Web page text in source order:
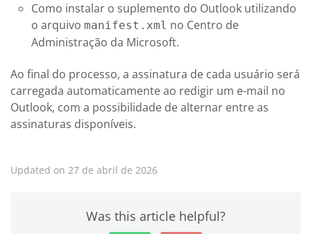
Como instalar o suplemento do Outlook utilizando
o arquivo manifest.xml no Centro de
Administração da Microsoft.
Ao final do processo, a assinatura de cada usuário será
carregada automaticamente ao redigir um e-mail no
Outlook, com a possibilidade de alternar entre as
assinaturas disponíveis.
Updated on 27 de abril de 2026
Was this article helpful?